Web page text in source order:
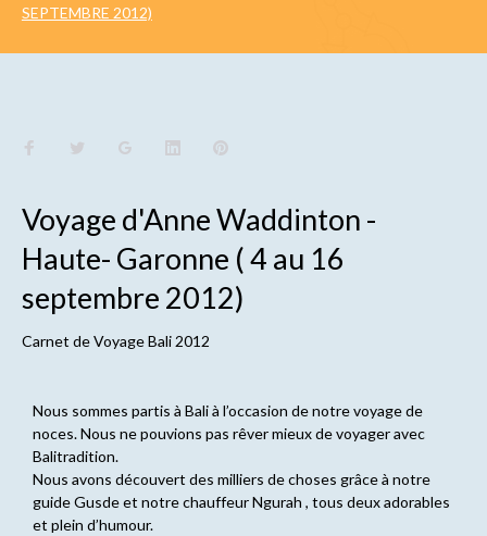
SEPTEMBRE 2012)
Voyage d'Anne Waddinton -
Haute- Garonne ( 4 au 16
septembre 2012)
Carnet deVoyage Bali 2012
Nous sommes partis à Bali à l’occasion de notre voyage de
noces. Nous ne pouvions pas rêver mieux de voyager avec
Balitradition.
Nous avons découvert des milliers de choses grâce à notre
guide Gusde et notre chauffeur Ngurah , tous deux adorables
et plein d’humour.